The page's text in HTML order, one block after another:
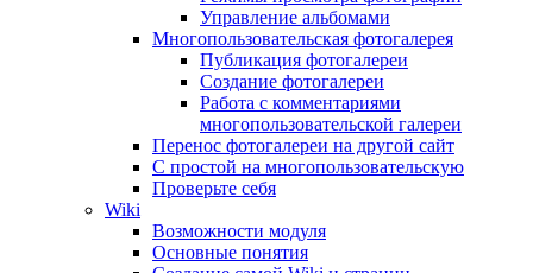
Управление альбомами
Многопользовательская фотогалерея
Публикация фотогалереи
Создание фотогалереи
Работа с комментариями
многопользовательской галереи
Перенос фотогалереи на другой сайт
С простой на многопользовательскую
Проверьте себя
Wiki
Возможности модуля
Основные понятия